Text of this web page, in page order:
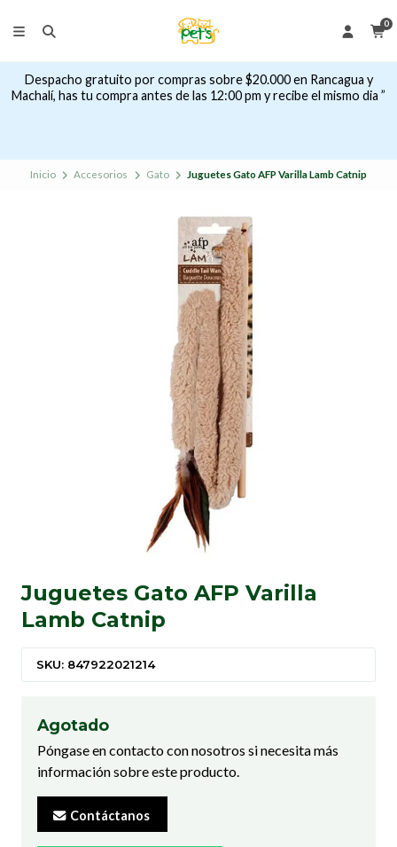
0
Despacho gratuito por compras sobre $20.000 en Rancagua y
Machalí, has tu compra antes de las 12:00 pm y recibe el mismo dia ”
Inicio Accesorios Gato Juguetes Gato AFP Varilla Lamb Catnip
Juguetes Gato AFP Varilla
Lamb Catnip
SKU: 847922021214
Agotado
Póngase en contacto con nosotros si necesita más
información sobre este producto.
Contáctanos